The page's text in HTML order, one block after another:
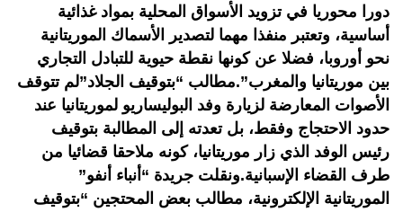
دورا محوريا في تزويد الأسواق المحلية بمواد غذائية
أساسية، وتعتبر منفذا مهما لتصدير الأسماك الموريتانية
نحو أوروبا، فضلا عن كونها نقطة حيوية للتبادل التجاري
بين موريتانيا والمغرب”.مطالب “بتوقيف الجلاد”لم تتوقف
الأصوات المعارضة لزيارة وفد البوليساريو لموريتانيا عند
حدود الاحتجاج وفقط، بل تعدته إلى المطالبة بتوقيف
رئيس الوفد الذي زار موريتانيا، كونه ملاحقا قضائيا من
طرف القضاء الإسبانية.ونقلت جريدة “أنباء أنفو”
الموريتانية الإلكترونية، مطالب بعض المحتجين “بتوقيف